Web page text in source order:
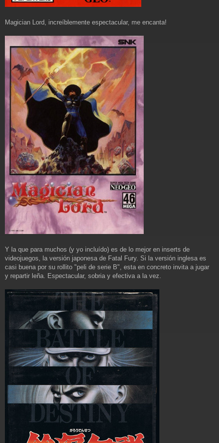
Magician Lord, increíblemente espectacular, me encanta!
Y la que para muchos (y yo incluído) es de lo mejor en inserts de
videojuegos, la versión japonesa de Fatal Fury. Si la versión inglesa es
casi buena por su rollito "peli de serie B", esta en concreto invita a jugar
y repartir leña. Espectacular, sobria y efectiva a la vez.